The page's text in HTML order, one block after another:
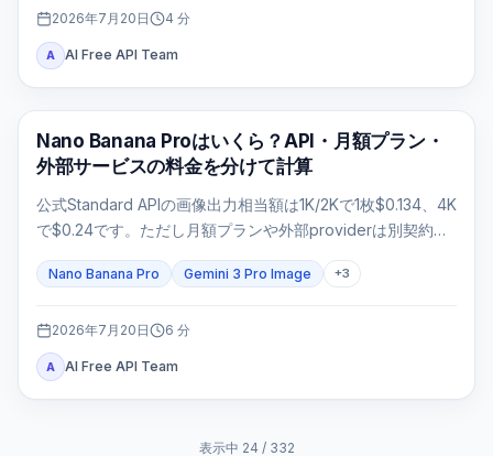
2026年7月20日 4 分
A AI Free API Team
AI画像生成
Nano Banana Proはいくら？API・月額プラン・
外部サービスの料金を分けて計算
公式Standard APIの画像出力相当額は1K/2Kで1枚$0.134、4K
で$0.24です。ただし月額プランや外部providerは別契約な
Nano Banana Pro Gemini 3 Pro Image +3
2026年7月20日 6 分
A AI Free API Team
表示中 24 / 332